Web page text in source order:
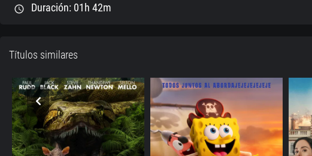
schedule Duración: 01h 42m
Títulos similares